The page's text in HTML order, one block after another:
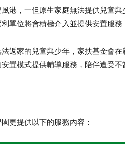
港，一但原生家庭無法提供兒童
單位將會積極介入並提供安置服
返家的兒童與少年，家扶基金會
置模式提供輔導服務，陪伴遭受
更提供以下的服務內容：